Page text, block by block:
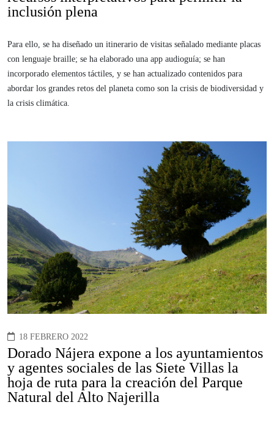
inclusión plena
Para ello, se ha diseñado un itinerario de visitas señalado mediante placas
con lenguaje braille; se ha elaborado una app audioguía; se han
incorporado elementos táctiles, y se han actualizado contenidos para
abordar los grandes retos del planeta como son la crisis de biodiversidad y
la crisis climática.
18 FEBRERO 2022
Dorado Nájera expone a los ayuntamientos
y agentes sociales de las Siete Villas la
hoja de ruta para la creación del Parque
Natural del Alto Najerilla